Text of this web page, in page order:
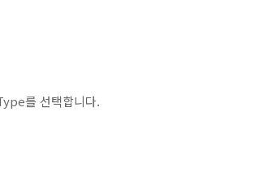
를 선택합니다.